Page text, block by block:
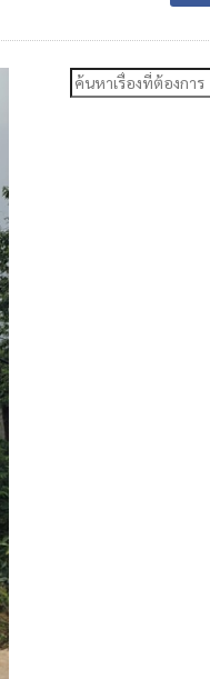
ค้นหา